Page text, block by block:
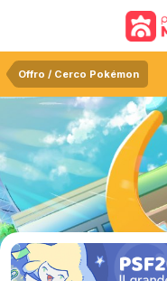
Offro / Cerco Pokémon